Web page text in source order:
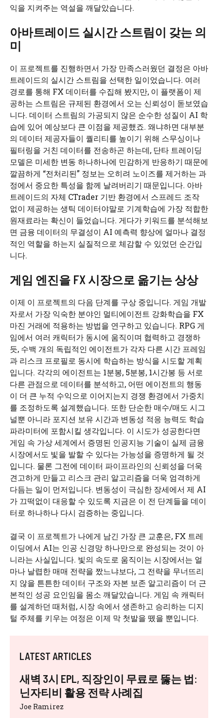
익을 지켜주는 역설을 깨달았습니다.
아바트레이드 실시간 스트림이 갖는 의
미
이 프로젝트를 진행하면서 가장 만족스러웠던 결정은 아바
트레이드의 실시간 스트림을 선택한 일이었습니다. 여러
경로를 통해 FX 데이터를 수집해 봤지만, 이 플랫폼이 제
공하는 스트림은 규제된 환경에서 오는 신뢰성이 돋보였습
니다. 데이터 스트림의 가공되지 않은 순수한 성질이 AI 학
습에 있어 예상보다 큰 이점을 제공했죠. 왜냐하면 대부분
의 데이터 제공자들이 퀄리티를 높이기 위해 스무싱이나
필터링을 거친 데이터를 전송하곤 하는데, 단타 트레이딩
모델은 미세한 변동 하나하나에 민감하게 반응하기 때문에
깔끔하게 “전처리된” 정보는 오히려 노이즈를 제거하는 과
정에서 중요한 특성을 함께 날려버리기 때문입니다. 아바
트레이드의 자체 CTrader 기반 환경에서 스프레드 조작
없이 제공하는 생틱 데이터야말로 기계학습에 가장 적합한
원재료라는 확신이 들었습니다. 게다가 키워드를 분석해보
면 금융 데이터의 무결성이 AI 예측력 향상에 얼마나 결정
적인 역할을 하는지 실질적으로 체감할 수 있었던 순간입
니다.
게임 엔진을 FX 시장으로 옮기는 상상
이제 이 프로젝트의 다음 단계를 구상 중입니다. 게임 개발
자로서 가장 익숙한 분야인 멀티에이전트 강화학습을 FX
마진 거래에 적용하는 방법을 연구하고 있습니다. RPG 게
임에서 여러 캐릭터가 동시에 움직이며 협력하고 경쟁하
듯, 수백 개의 독립적인 에이전트가 각자 다른 시간 프레임
과 리스크 프로필로 동시에 학습하는 방식을 시도할 계획
입니다. 각각의 에이전트는 1분봉, 5분봉, 1시간봉 등 서로
다른 관점으로 데이터를 분석하고, 어떤 에이전트의 행동
이 더 큰 누적 수익으로 이어지는지 경쟁 환경에서 가중치
를 조정하도록 설계했습니다. 또한 단순한 매수/매도 시그
널뿐 아니라 포지션 보유 시간과 변동성 적응 능력도 학습
파라미터에 포함시킬 생각입니다. 이 시도가 성공한다면
게임 속 가상 세계에서 증명된 인공지능 기술이 실제 금융
시장에서도 빛을 발할 수 있다는 가능성을 증명하게 될 것
입니다. 물론 그전에 데이터 파이프라인의 신뢰성을 더욱
견고하게 만들고 리스크 관리 알고리즘을 더욱 엄격하게
다듬는 일이 먼저입니다. 변동성이 극심한 장세에서 제 AI
가 끄떡없이 대응할 수 있도록 지금은 이 전 단계들을 데이
터로 하나하나 다시 검증하는 중입니다.
결국 이 프로젝트가 나에게 남긴 가장 큰 교훈은, FX 트레
이딩에서 AI는 인공 신경망 하나만으로 완성되는 것이 아
니라는 사실입니다. 빛의 속도로 움직이는 시장에서는 얼
마나 날렵한 매매 전략을 짰느냐보다, 그 전략을 무너뜨리
지 않을 튼튼한 데이터 구조와 자본 보존 알고리즘이 더 근
본적인 성공 요인임을 몸소 깨달았습니다. 게임 속 캐릭터
를 설계하던 때처럼, 시장 속에서 생존하고 승리하는 디지
털 주체를 키우는 여정은 이제 막 첫발을 뗐을 뿐입니다.
LATEST ARTICLES
새벽 3시 EPL, 직장인이 무료로 뚫는 법:
닌자티비 활용 전략 사례집
Joe Ramirez